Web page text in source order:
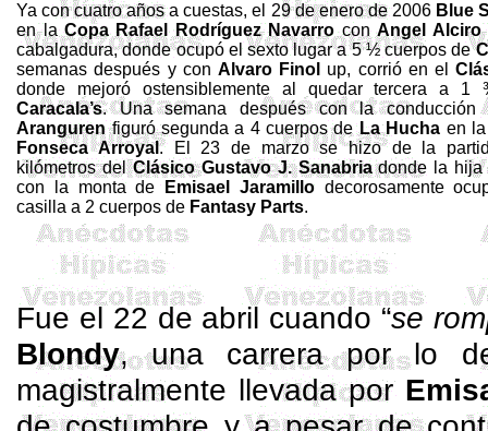
Ya con cuatro años a cuestas, el 29 de enero de 2006 Blue
en laCopa Rafael Rodríguez NavarroconAngel Alciro
cabalgadura, donde ocupó el sexto lugar a 5 ½ cuerpos de
semanas después y conAlvaro Finol up, corrió en el
donde mejoró ostensiblemente al quedar tercera a 1
Caracala’s. Una semana después con la
Arangurenfiguró segunda a 4 cuerpos deLa Hucha en
FonsecaArroyal. El 23 de marzo se hizo de la
kilómetros delClásico Gustavo J. Sanabriadonde la
con la monta de Emisael Jaramillodecorosamente
casilla a 2 cuerpos de Fantasy Parts.
Fue el 22 de abril cuando “se
Blondy, una carrera por lo
magistralmente llevada por